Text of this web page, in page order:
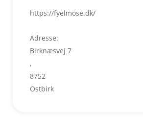
https://fyelmose.dk/
Adresse:
Birknæsvej 7
,
8752
Ostbirk